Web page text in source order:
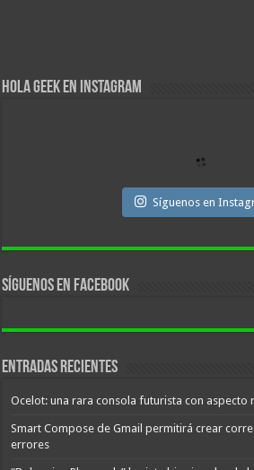
Hola Geek en Instagram
Síguenos en
Síguenos en facebook
Entradas recientes
Ocelot: una rara consola futurista con aspecto
Smart Compose de Gmail permitirá crear
errores